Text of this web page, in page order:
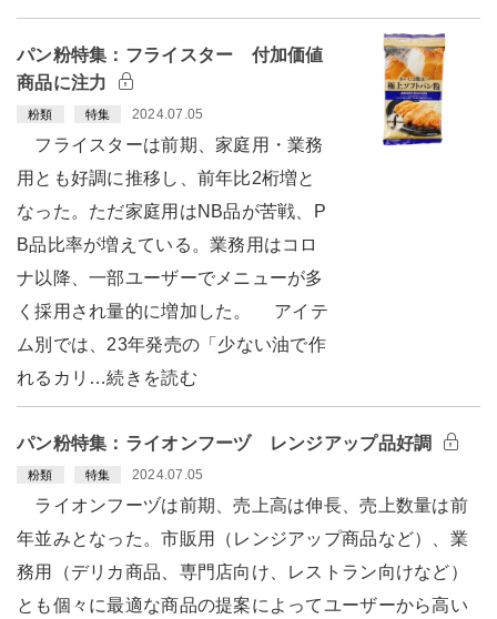
パン粉特集：フライスター 付加価値
商品に注力
粉類 特集 2024.07.05
フライスターは前期、家庭用・業務
用とも好調に推移し、前年比2桁増と
なった。ただ家庭用はNB品が苦戦、P
B品比率が増えている。業務用はコロ
ナ以降、一部ユーザーでメニューが多
く採用され量的に増加した。 アイテ
ム別では、23年発売の「少ない油で作
れるカリ…続きを読む
パン粉特集：ライオンフーヅ レンジアップ品好調
粉類 特集 2024.07.05
ライオンフーヅは前期、売上高は伸長、売上数量は前
年並みとなった。市販用（レンジアップ商品など）、業
務用（デリカ商品、専門店向け、レストラン向けなど）
とも個々に最適な商品の提案によってユーザーから高い